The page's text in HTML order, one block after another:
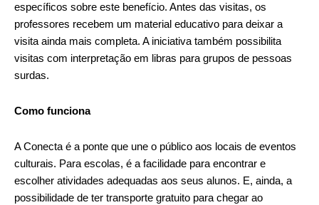
específicos sobre este benefício. Antes das visitas, os
professores recebem um material educativo para deixar a
visita ainda mais completa. A iniciativa também possibilita
visitas com interpretação em libras para grupos de pessoas
surdas.
Como funciona
A Conecta é a ponte que une o público aos locais de eventos
culturais. Para escolas, é a facilidade para encontrar e
escolher atividades adequadas aos seus alunos. E, ainda, a
possibilidade de ter transporte gratuito para chegar ao